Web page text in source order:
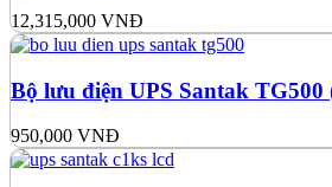
12,315,000 VNĐ
Bộ lưu điện UPS Santak TG500
950,000 VNĐ